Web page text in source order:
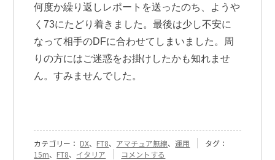
何度か繰り返しレポートを送ったのち、ようや
く73にたどり着きました。最後は少し不安に
なって相手のDFに合わせてしまいました。周
りの方にはご迷惑をお掛けしたかも知れませ
ん。すみませんでした。
カテゴリー： DX、 FT8、 アマチュア無線、運用
タグ：
15m、 FT8、 イタリア
『[43]
コメントする